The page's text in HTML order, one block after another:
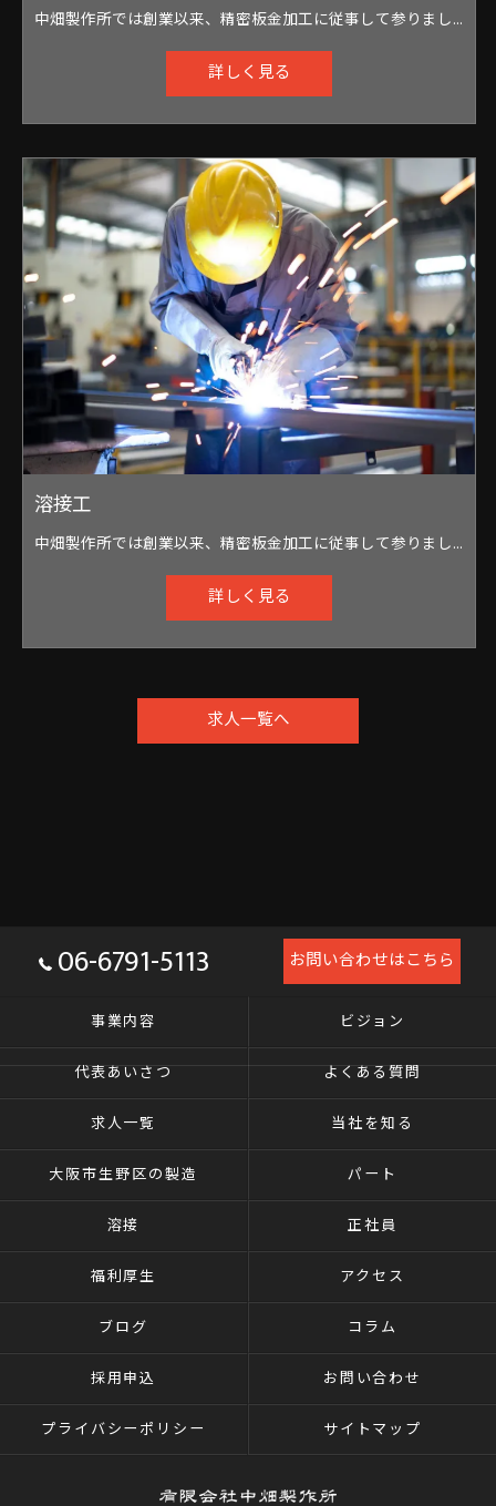
中畑製作所では創業以来、精密板金加工に従事して参りました。 QDCシステム (簡易金型) を取り入れたプレス加工や、レーザー加工機、タレパン、すべての溶接機を駆使した精密板金加工を得意としております。
詳しく見る
溶接工
中畑製作所では創業以来、精密板金加工に従事して参りました。 QDCシステム (簡易金型) を取り入れたプレス加工や、レーザー加工機、タレパン、すべての溶接機を駆使した精密板金加工を得意としております。
詳しく見る
求人一覧へ
06-6791-5113 お問い合わせはこちら
事業内容 ビジョン
代表あいさつ よくある質問
求人一覧 当社を知る
大阪市生野区の製造 パート
溶接 正社員
福利厚生 アクセス
ブログ コラム
採用申込 お問い合わせ
プライバシーポリシー サイトマップ